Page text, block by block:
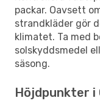
packar. Oavsett
strandkläder gör
klimatet. Ta med
solskyddsmedel
säsong.
Höjdpunkter